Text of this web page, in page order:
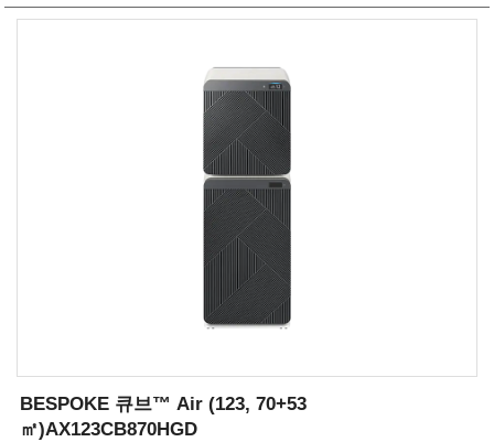
BESPOKE 큐브™ Air (123, 70+53
㎡)AX123CB870HGD